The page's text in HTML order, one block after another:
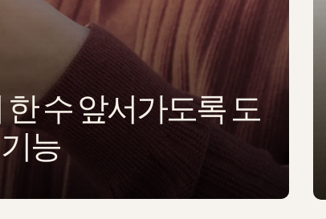
수 앞서가도록 도
능